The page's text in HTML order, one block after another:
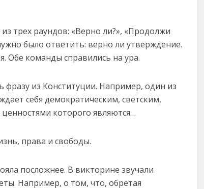
трех раундов: «Верно ли?», «Продолжи
было ответить: верно ли утверждение.
Обе команды справились на ура.
из Конституции. Например, один из
себя демократическим, светским,
которого являются…
права и свободы.
посложнее. В викторине звучали
Например, о том, что, обретая